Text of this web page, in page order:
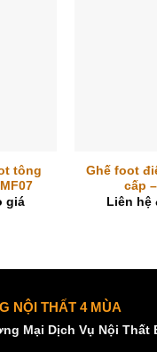
tông
giá
Ghế foot
cấp
Liên hệ
NỘI THẤT 4 MÙA
Mại Dịch Vụ Nội Thất